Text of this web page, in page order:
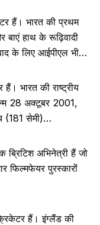
हैं। भारत की प्रथम
हाथ के रूढ़िवादी
के लिए आईपीएल भी…
भारत की राष्ट्रीय
28 अक्टूबर 2001,
(181 सेमी)…
अभिनेत्री हैं जो
फिल्मफेयर पुरस्कारों
हैं। इंग्लैंड की